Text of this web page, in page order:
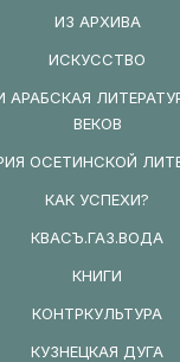
ИЗ АРХИВА
ИСКУССТВО
АРАБСКАЯ
ВЕКОВ
ОСЕТИНСКОЙ
КАК УСПЕХИ?
КВАСЪ.ГАЗ.ВОДА
КНИГИ
КОНТРКУЛЬТУРА
КУЗНЕЦКАЯ ДУГА